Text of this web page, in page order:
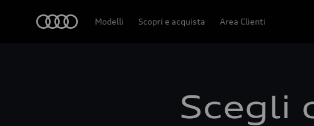
Modelli Scopri e acquista Area Clienti
Scegli